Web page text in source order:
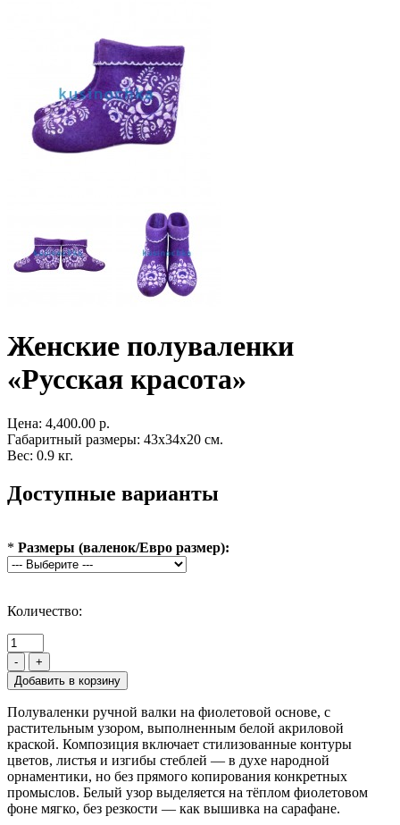
Женские полуваленки
«Русская красота»
Цена: 4,400.00 р.
Габаритный размеры: 43x34x20 см.
Вес: 0.9 кг.
Доступные варианты
* Размеры (валенок/Евро размер):
Количество:
- +
Полуваленки ручной валки на фиолетовой основе, с
растительным узором, выполненным белой акриловой
краской. Композиция включает стилизованные контуры
цветов, листья и изгибы стеблей — в духе народной
орнаментики, но без прямого копирования конкретных
промыслов. Белый узор выделяется на тёплом фиолетовом
фоне мягко, без резкости — как вышивка на сарафане.